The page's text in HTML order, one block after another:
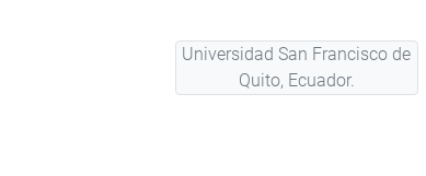
Universidad San Francisco de
Quito, Ecuador.